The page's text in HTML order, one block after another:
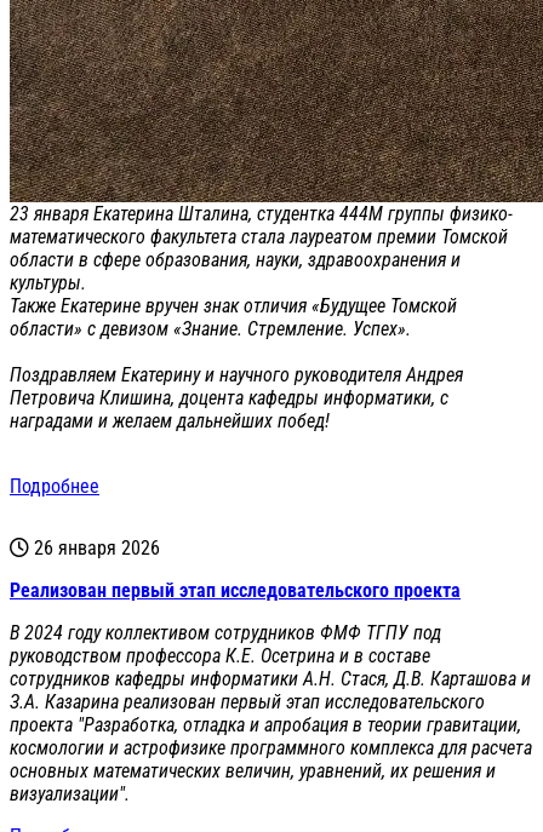
23 января Екатерина Шталина, студентка 444М группы физико-
математического факультета стала лауреатом премии Томской
области в сфере образования, науки, здравоохранения и
культуры.
Также Екатерине вручен знак отличия «Будущее Томской
области» с девизом «Знание. Стремление. Успех».
Поздравляем Екатерину и научного руководителя Андрея
Петровича Клишина, доцента кафедры информатики, с
наградами и желаем дальнейших побед!
Подробнее
26 января 2026
Реализован первый этап исследовательского проекта
В 2024 году коллективом сотрудников ФМФ ТГПУ под
руководством профессора К.Е. Осетрина и в составе
сотрудников кафедры информатики А.Н. Стася, Д.В. Карташова и
З.А. Казарина реализован первый этап исследовательского
проекта "Разработка, отладка и апробация в теории гравитации,
космологии и астрофизике программного комплекса для расчета
основных математических величин, уравнений, их решения и
визуализации".